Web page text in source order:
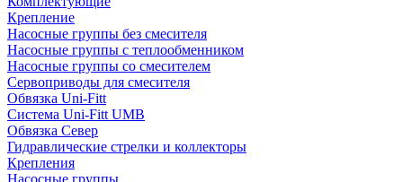
Крепление
Насосные группы без смесителя
Насосные группы с теплообменником
Насосные группы со смесителем
Сервоприводы для смесителя
Обвязка Uni-Fitt
Система Uni-Fitt UMB
Обвязка Север
Гидравлические стрелки и коллекторы
Крепления
Насосные группы